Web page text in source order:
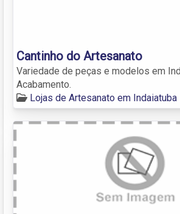
Cantinho do Artesanato
Variedade de peças e modelos em
Acabamento.
Lojas de Artesanato em Indaiatuba